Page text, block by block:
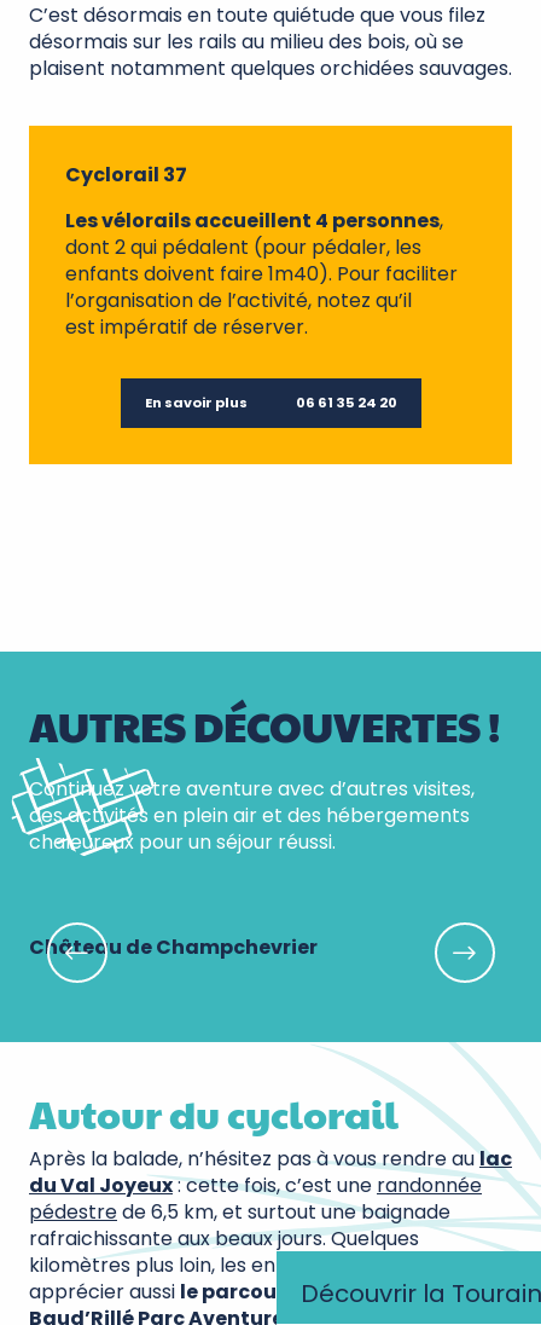
Découvrir la
C’est désormais en toute quiétude que vous filez
désormais sur les rails au milieu des bois, où se
plaisent notamment quelques orchidées sauvages.
Cyclorail 37
Les vélorails accueillent 4 personnes,
dont 2 qui pédalent (pour pédaler, les
enfants doivent faire 1m40). Pour faciliter
l’organisation de l’activité, notez qu’il
est impératif de réserver.
En savoir plus 06 61 35 24 20
AUTRES DÉCOUVERTES !
Continuez votre aventure avec d’autres visites,
des activités en plein air et des hébergements
chaleureux pour un séjour réussi.
Château de Champchevrier
Autour du cyclorail
Après la balade, n’hésitez pas à vous rendre aulac
du Val Joyeux: cette fois, c’est une randonnée
pédestrede 6,5 km, et surtout une baignade
rafraichissante aux beaux jours. Quelques
kilomètres plus loin, les enfants devraient
apprécier aussi le parcours dans les arbres du
Baud’Rillé Parc Aventure, lemini-golf aux oiseaux